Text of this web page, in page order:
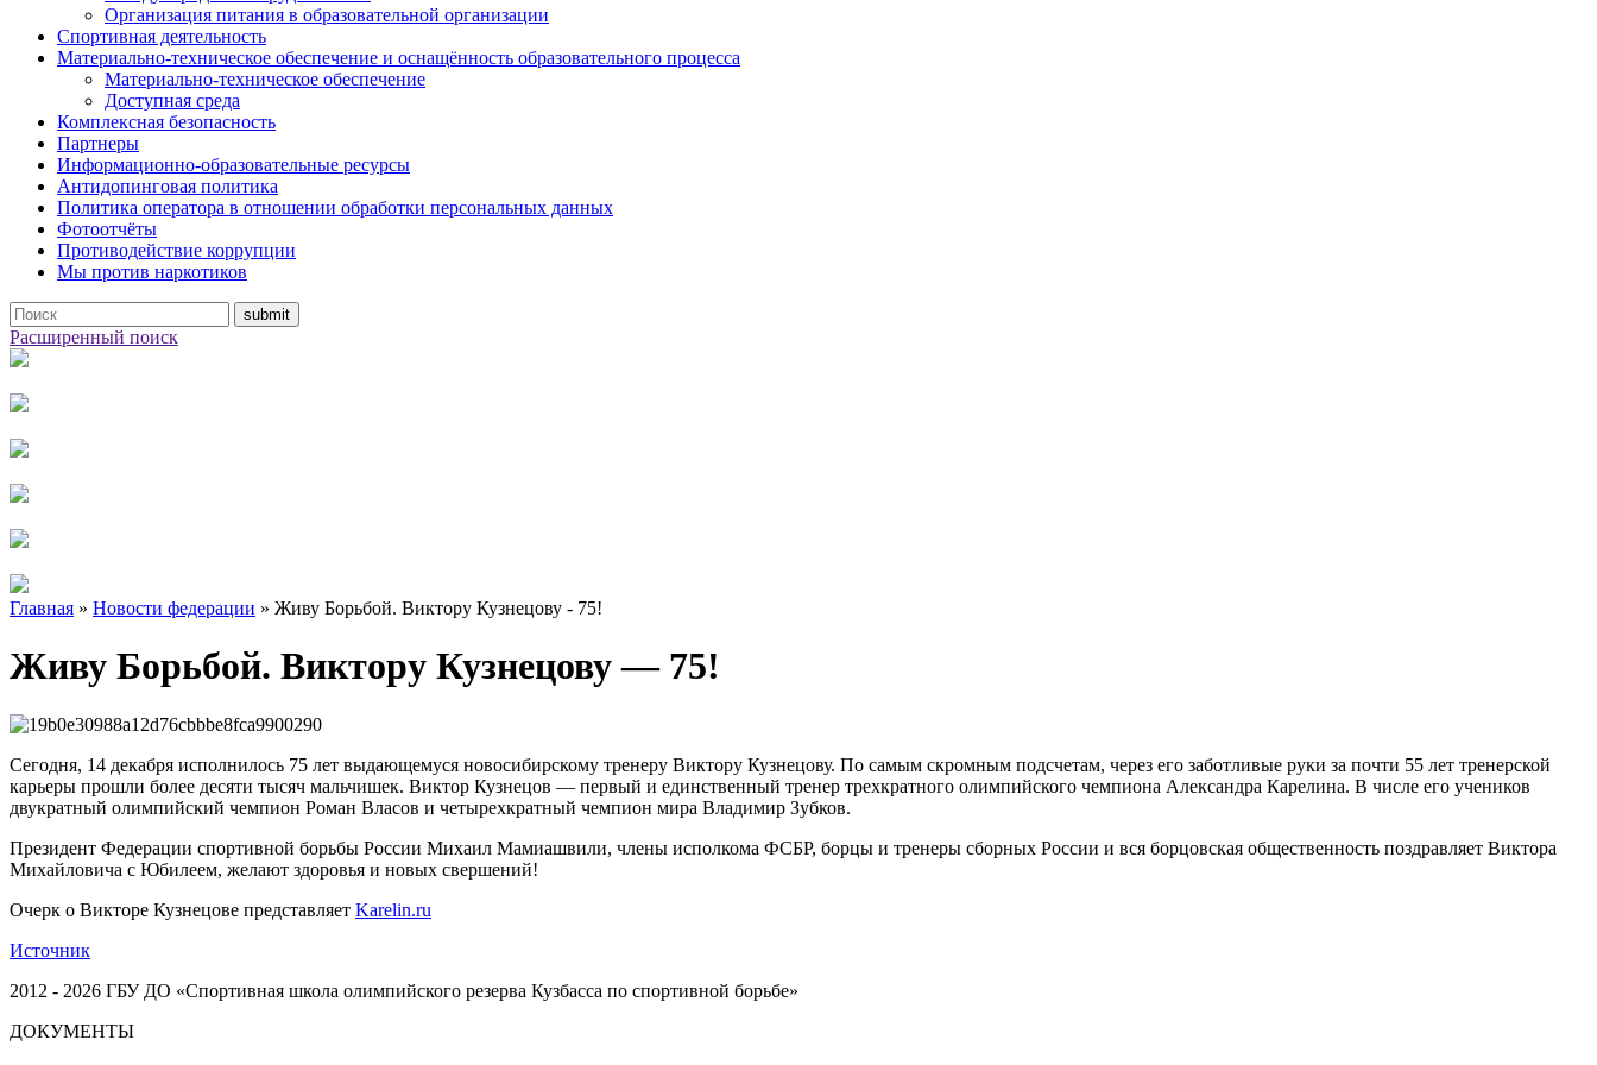
Организация питания в образовательной организации
Спортивная деятельность
Материально-техническое обеспечение и оснащённость образовательного процесса
Материально-техническое обеспечение
Доступная среда
Комплексная безопасность
Партнеры
Информационно-образовательные ресурсы
Антидопинговая политика
Политика оператора в отношении обработки персональных данных
Фотоотчёты
Противодействие коррупции
Мы против наркотиков
Расширенный поиск
Главная » Новости федерации » Живу Борьбой. Виктору Кузнецову - 75!
Живу Борьбой. Виктору Кузнецову — 75!
Сегодня, 14 декабря исполнилось 75 лет выдающемуся новосибирскому тренеру Виктору Кузнецову. По самым скромным подсчетам, через его заботливые руки за почти 55 лет тренерской
карьеры прошли более десяти тысяч мальчишек. Виктор Кузнецов — первый и единственный тренер трехкратного олимпийского чемпиона Александра Карелина. В числе его учеников
двукратный олимпийский чемпион Роман Власов и четырехкратный чемпион мира Владимир Зубков.
Президент Федерации спортивной борьбы России Михаил Мамиашвили, члены исполкома ФСБР, борцы и тренеры сборных России и вся борцовская общественность поздравляет Виктора
Михайловича с Юбилеем, желают здоровья и новых свершений!
Очерк о Викторе Кузнецове представляет Karelin.ru
Источник
2012 - 2026 ГБУ ДО «Спортивная школа олимпийского резерва Кузбасса по спортивной борьбе»
ДОКУМЕНТЫ